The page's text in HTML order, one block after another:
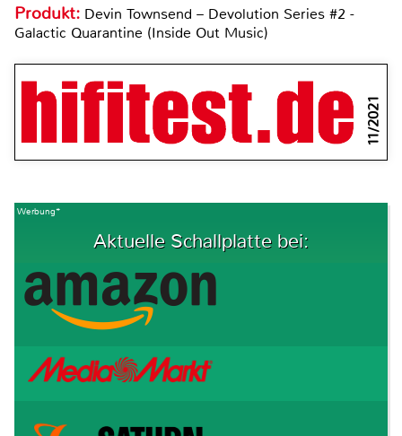
Produkt: Devin Townsend – Devolution Series #2 -
Galactic Quarantine (Inside Out Music)
11/2021
Werbung*
Aktuelle Schallplatte bei: